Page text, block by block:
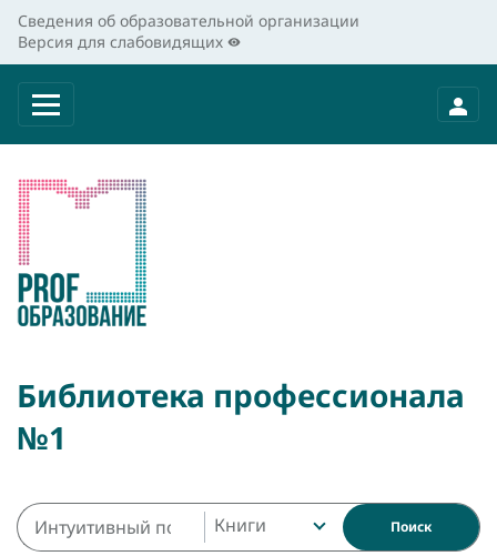
Сведения об образовательной организации
Версия для слабовидящих
Библиотека профессионала
№1
Книги Поиск